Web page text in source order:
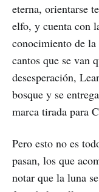
eterna, orientarse
elfo, y cuenta con
conocimiento de
cantos que se van
desesperación,
bosque y se
marca tirada para
Pero esto no es
pasan, los que
notar que la luna